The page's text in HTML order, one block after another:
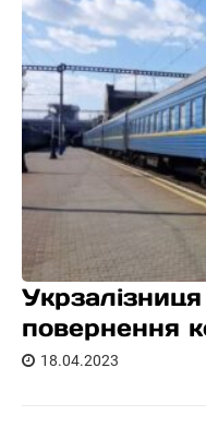
повернення
18.04.2023